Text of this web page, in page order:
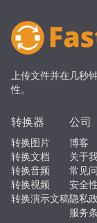
上传文件并在几秒
性。
转换器
转换图片
转换文档
转换音频
转换视频
转换演示文稿
公司
博客
关于
常见
安全性
隐私
服务